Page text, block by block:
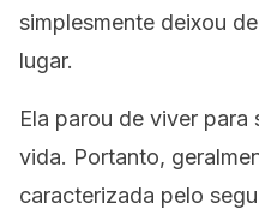
simplesmente deixou
lugar.
Ela parou de viver para
vida. Portanto,
caracterizada pelo